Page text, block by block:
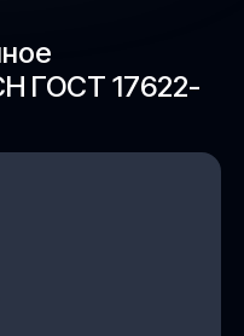
ГОСТ 17622-